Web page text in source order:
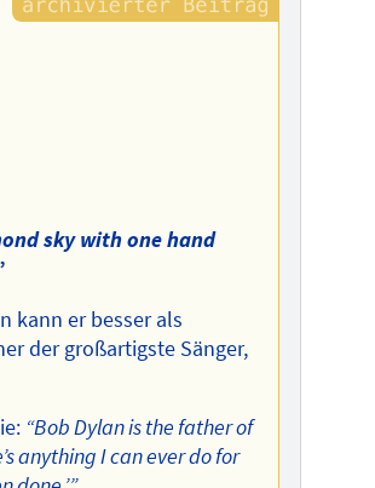
sky with one hand
kann er besser als
der großartigste Sänger,
“Bob Dylan is the father of
anything I can ever do for